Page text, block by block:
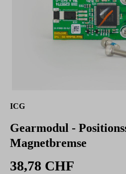
ICG
Gearmodul -
Magnetbremse
38,78 CHF